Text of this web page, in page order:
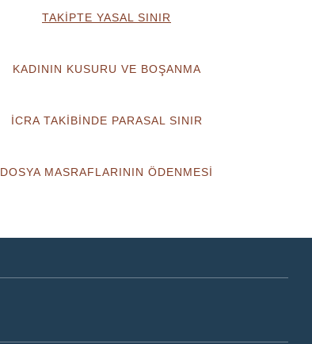
TAKİPTE YASAL SINIR
KADININ KUSURU VE BOŞANMA
İCRA TAKİBİNDE PARASAL SINIR
DOSYA MASRAFLARININ ÖDENMESİ